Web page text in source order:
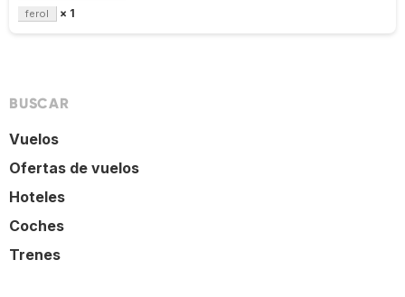
ferol × 1
BUSCAR
Vuelos
Ofertas de vuelos
Hoteles
Coches
Trenes